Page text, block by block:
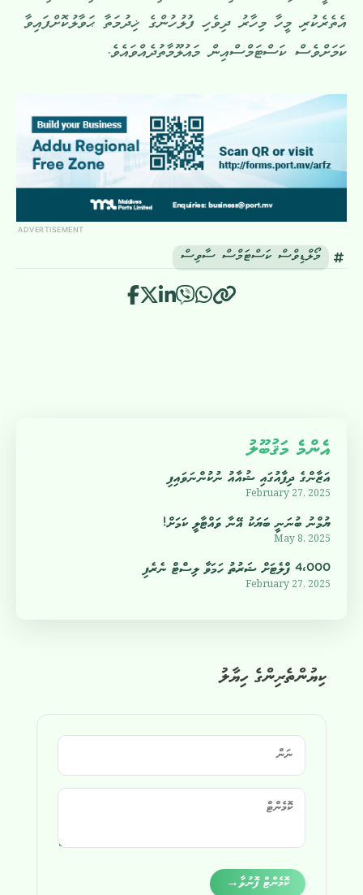
އެތެރެކުރި މީހާ މިހާރު ދިވެހި ފުލުހުންގެ ޚިދުމަތާ ޙަވާލުކޮށްފައިވާ
ކަމަށްވެސް ކަސްޓަމްސްއިން މައުލޫމާތުދެއްވައެވެ.
ADVERTISEMENT
މޯލްޑިވްސް ކަސްޓަމްސް ސާވިސް
ކިޔުންތެރިންގެ ހިޔާލު
ކޮމެންޓް ފޮނުވާ→
އެންމެ މަޤުބޫލު
އަޒާންގެ ދިފާއުގައި ޝުއާއު ނުކުންނަވައިފި
February 27, 2025
ޔުމްނު ބުނަނީ ބަޔަކު އޭނާ ވައްޓާލީ ކަމަށް!
May 8, 2025
4،000 ފްލެޓަށް ޝަރުތު ހަމަވާ ލިސްޓް ނެރެފި
February 27, 2025